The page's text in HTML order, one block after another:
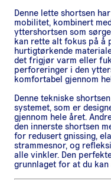
Denne lette shortsen
mobilitet, kombinert
yttershortsen som
kan rette alt fokus på å
hurtigtørkende
det frigjør varm eller
perforeringer i den
komfortabel gjennom
Denne tekniske
systemet, som er
gjennom hele året.
den innerste shortsen
for redusert gnissing,
strammesnor, og
alle vinkler. Den
grunnlaget for at du